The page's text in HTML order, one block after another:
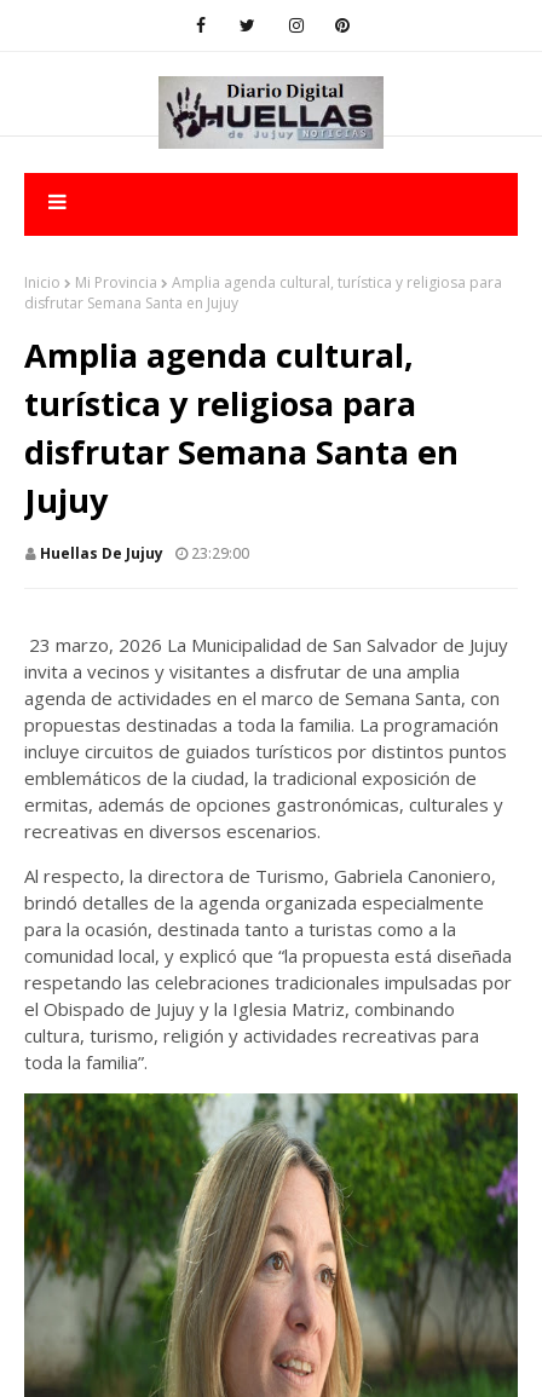
Inicio Mi Provincia
Amplia agenda cultural, turística y religiosa para
disfrutar Semana Santa en Jujuy
Amplia agenda cultural,
turística y religiosa para
disfrutar Semana Santa en
Jujuy
Huellas De Jujuy 23:29:00
23 marzo, 2026 La Municipalidad de San Salvador de Jujuy
invita a vecinos y visitantes a disfrutar de una amplia
agenda de actividades en el marco de Semana Santa, con
propuestas destinadas a toda la familia. La programación
incluye circuitos de guiados turísticos por distintos puntos
emblemáticos de la ciudad, la tradicional exposición de
ermitas, además de opciones gastronómicas, culturales y
recreativas en diversos escenarios.
Al respecto, la directora de Turismo, Gabriela Canoniero,
brindó detalles de la agenda organizada especialmente
para la ocasión, destinada tanto a turistas como a la
comunidad local, y explicó que “la propuesta está diseñada
respetando las celebraciones tradicionales impulsadas por
el Obispado de Jujuy y la Iglesia Matriz, combinando
cultura, turismo, religión y actividades recreativas para
toda la familia”.